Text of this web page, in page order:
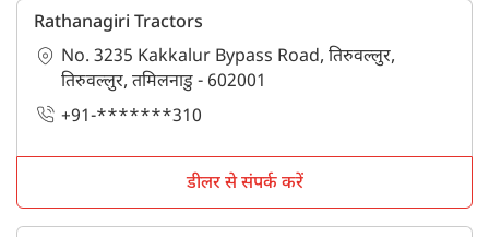
Rathanagiri Tractors
No. 3235 Kakkalur Bypass Road, तिरुवल्लुर,
तिरुवल्लुर, तमिलनाडु - 602001
+91-*******310
डीलर से संपर्क करें